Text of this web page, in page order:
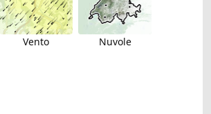
Vento Nuvole